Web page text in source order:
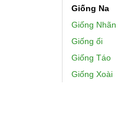
Giống Na
Giống Nhãn
Giống ổi
Giống Táo
Giống Xoài